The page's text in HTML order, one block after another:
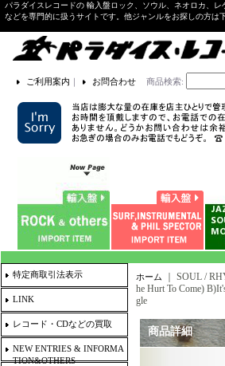
パラダイスレコードの 輸入盤ロック、ソウル、ネオロカ、レ
などを専門的に扱うサイトです。他ジャンルをお探しの方は
ご利用案内 ｜ お問合わせ 商品検索:
特定商取引法表示
LINK
レコード・CDなどの買取
NEW ENTRIES & INFORMA
TION&OTHERS
ホーム ｜ SOUL /
he Hurt To Come)
gle
商品詳細